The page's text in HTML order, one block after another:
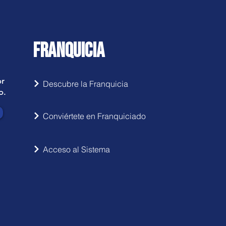
FRANQUICIA
Descubre la Franquicia
Conviértete en Franquiciado
Acceso al Sistema